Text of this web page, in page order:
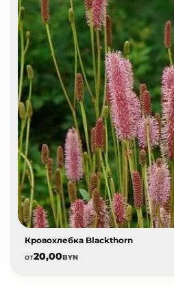
Кровохлебка Blackthorn
от20,00BYN